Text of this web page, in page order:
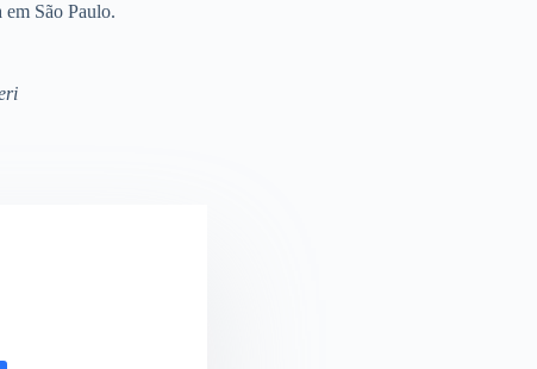
em São Paulo.